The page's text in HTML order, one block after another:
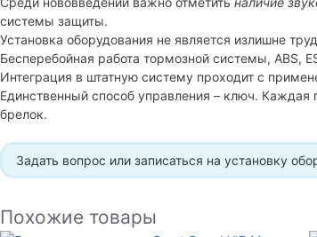
системы защиты.
Установка оборудования не является излишне
Бесперебойная работа тормозной системы, ABS,
Интеграция в штатную систему проходит с
Единственный способ управления – ключ.
брелок.
Задать вопрос или записаться на установку
Похожие товары